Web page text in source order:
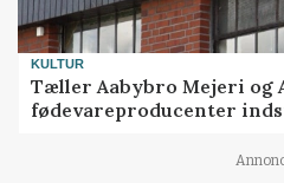
KULTUR
Tæller Aabybro Mejeri og
fødevareproducenter